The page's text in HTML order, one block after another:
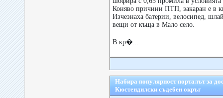
Коняво причини ПТП, закаран е в
Изчезнаха батерии, велосипед,
вещи от къща в Мало село.
В кр�...
Набира популярност порталът за
Кюстендилски съдебен окръг